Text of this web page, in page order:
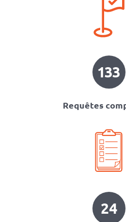
133
Requêtes
24